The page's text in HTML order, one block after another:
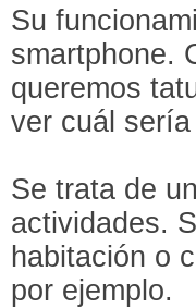
Su
smartphone.
queremos
ver cuál
Se trata de
actividades.
habitación o
por ejemplo.